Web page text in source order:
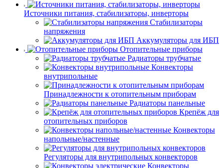
Источники питания, стабилизаторы, инверторы
Стабилизаторы
напряжения
Аккумуляторы для ИБП
Отопительные приборы
Радиаторы трубчатые
Конвекторы
внутрипольные
Принадлежности к отопительным приборам
Радиаторы панельные
Крепёж для
отопительных приборов
Конвекторы
напольные/настенные
Регуляторы для внутрипольных конвекторов
Конвекторы